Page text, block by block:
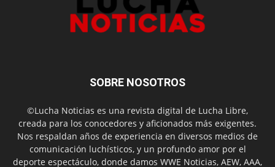
SOBRE NOSOTROS
©Lucha Noticias es una revista digital de Lucha Libre,
creada para los conocedores y aficionados más exigentes.
Nos respaldan años de experiencia en diversos medios de
comunicación luchísticos, y un profundo amor por el
deporte espectáculo, donde damos WWE Noticias, AEW, AAA,